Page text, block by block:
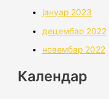
јануар 2023
децембар 2022
новембар 2022
Календар